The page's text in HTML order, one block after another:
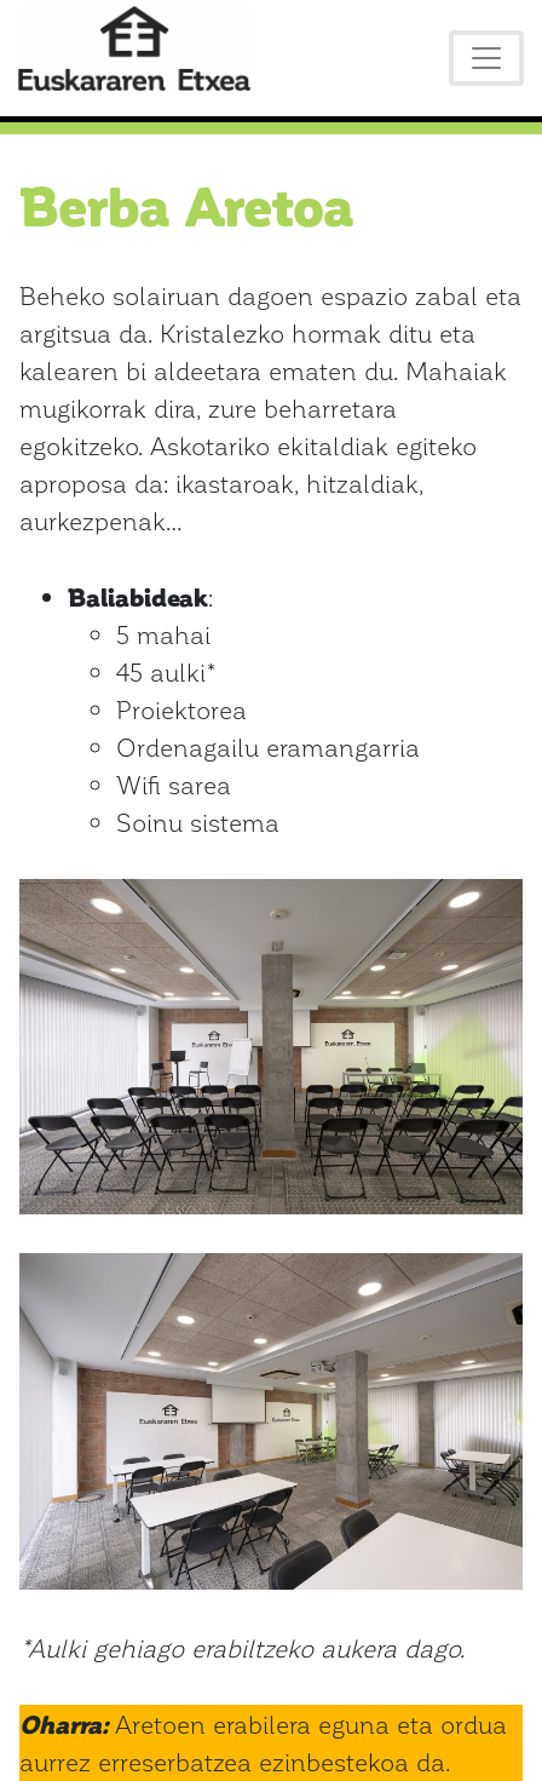
Berba Aretoa
Beheko solairuan dagoen espazio zabal eta
argitsua da. Kristalezko hormak ditu eta
kalearen bi aldeetara ematen du. Mahaiak
mugikorrak dira, zure beharretara
egokitzeko. Askotariko ekitaldiak egiteko
aproposa da: ikastaroak, hitzaldiak,
aurkezpenak…
Baliabideak:
5 mahai
45 aulki*
Proiektorea
Ordenagailu eramangarria
Wifi sarea
Soinu sistema
*Aulki gehiago erabiltzeko aukera dago.
Oharra: Aretoen erabilera eguna eta ordua
aurrez erreserbatzea ezinbestekoa da.